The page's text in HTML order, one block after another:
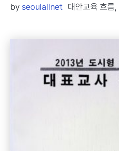
by seoulallnet 대안교육 흐름,